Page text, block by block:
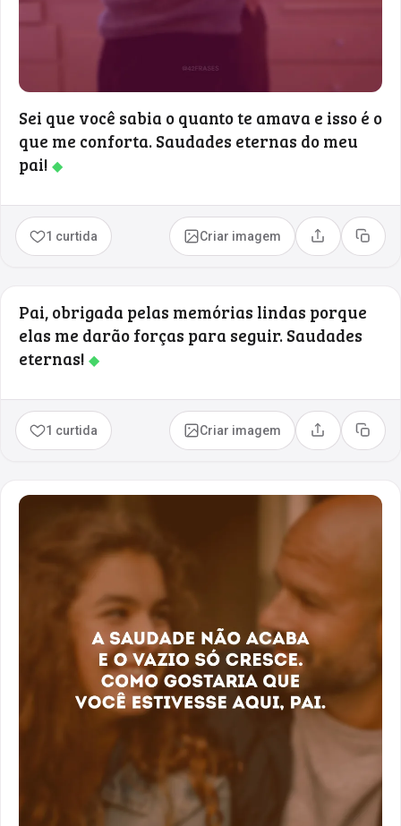
Sei que você sabia o quanto te amava e isso é o
que me conforta. Saudades eternas do meu
pai! ◆
1 curtida Criar imagem Compartilhar
Copiar
Pai, obrigada pelas memórias lindas porque
elas me darão forças para seguir. Saudades
eternas! ◆
1 curtida Criar imagem Compartilhar
Copiar